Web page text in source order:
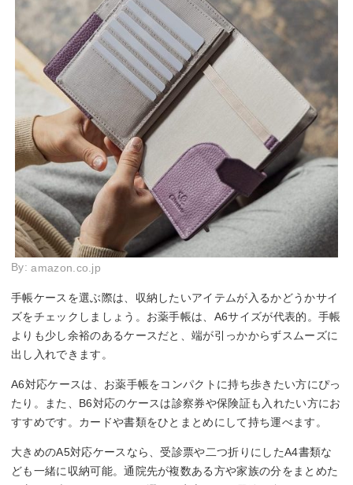
By:amazon.co.jp
手帳ケースを選ぶ際は、収納したいアイテムが入るかどうかサイ
ズをチェックしましょう。お薬手帳は、A6サイズが代表的。手帳
よりも少し余裕のあるケースだと、端が引っかからずスムーズに
出し入れできます。
A6対応ケースは、お薬手帳をコンパクトに持ち歩きたい方にぴっ
たり。また、B6対応のケースは診察券や保険証も入れたい方にお
すすめです。カードや書類をひとまとめにして持ち運べます。
大きめのA5対応ケースなら、受診票や二つ折りにしたA4書類な
ども一緒に収納可能。通院先が複数ある方や家族の分をまとめた